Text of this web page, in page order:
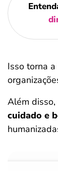
Isso torna
Além disso,
cuidado e